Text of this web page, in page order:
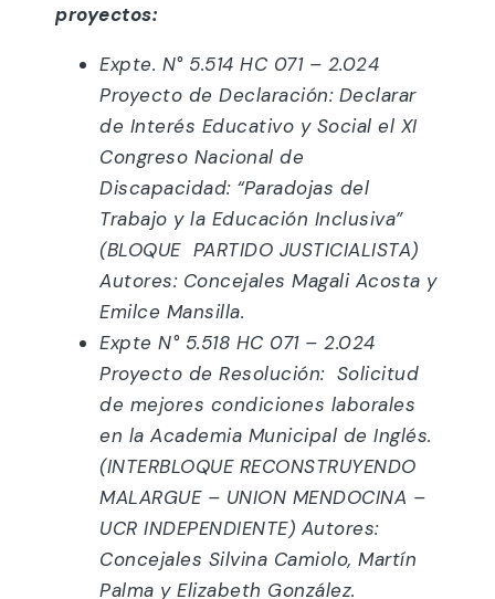
proyectos:
Expte. N° 5.514 HC 071 – 2.024
Proyecto de Declaración: Declarar
de Interés Educativo y Social el XI
Congreso Nacional de
Discapacidad: “Paradojas del
Trabajo y la Educación Inclusiva”
(BLOQUE PARTIDO JUSTICIALISTA)
Autores: Concejales Magali Acosta y
Emilce Mansilla.
Expte N° 5.518 HC 071 – 2.024
Proyecto de Resolución: Solicitud
de mejores condiciones laborales
en la Academia Municipal de Inglés.
(INTERBLOQUE RECONSTRUYENDO
MALARGUE – UNION MENDOCINA –
UCR INDEPENDIENTE) Autores:
Concejales Silvina Camiolo, Martín
Palma y Elizabeth González.